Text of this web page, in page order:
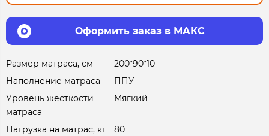
Оформить заказ в МАКС
Размер матраса, см
200*90*10
Наполнение матраса
ППУ
Уровень жёсткости
матраса
Мягкий
Нагрузка на матрас, кг
80